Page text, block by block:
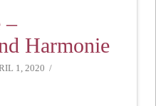
–
Harmonie
1, 2020